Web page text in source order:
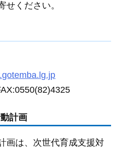
せください。
計画
画は、次世代育成支援対